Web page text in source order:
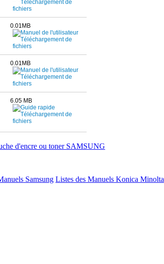
0.01MB
0.01MB
6.05 MB
d'encre ou toner SAMSUNG
Samsung Listes des Manuels Konica Minolta